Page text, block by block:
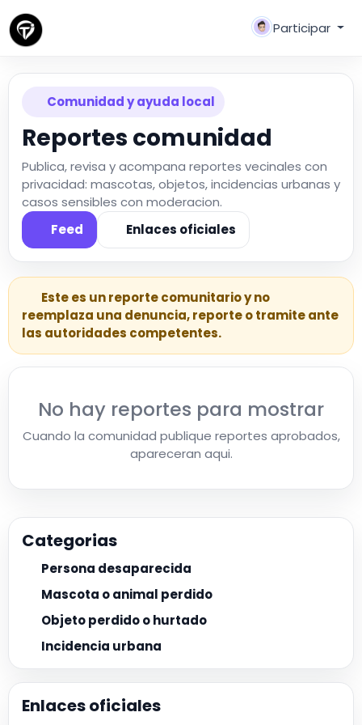
Participar
Comunidad y ayuda local
Reportes comunidad
Publica, revisa y acompana reportes vecinales con
privacidad: mascotas, objetos, incidencias urbanas y
casos sensibles con moderacion.
Feed
Enlaces oficiales
Este es un reporte comunitario y no
reemplaza una denuncia, reporte o tramite ante
las autoridades competentes.
No hay reportes para mostrar
Cuando la comunidad publique reportes aprobados,
apareceran aqui.
Categorias
Persona desaparecida
Mascota o animal perdido
Objeto perdido o hurtado
Incidencia urbana
Enlaces oficiales